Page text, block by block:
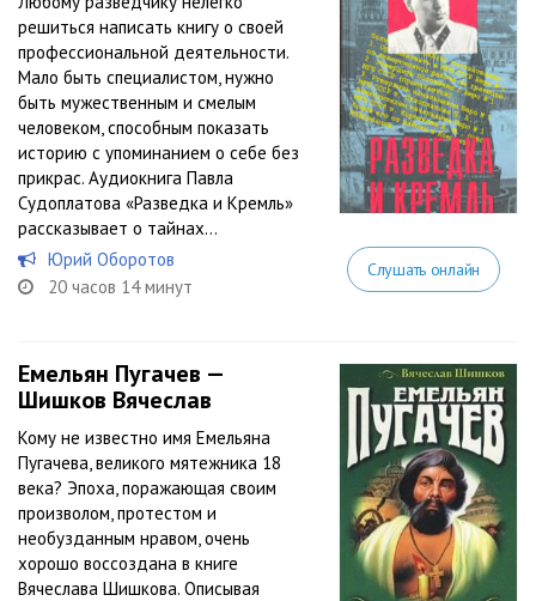
решиться написать книгу о своей
профессиональной деятельности.
Мало быть специалистом, нужно
быть мужественным и смелым
человеком, способным показать
историю с упоминанием о себе без
прикрас. Аудиокнига Павла
Судоплатова «Разведка и Кремль»
рассказывает о тайнах...
Юрий Оборотов
20 часов 14 минут
Слушать онлайн
Емельян Пугачев —
Шишков Вячеслав
Кому не известно имя Емельяна
Пугачева, великого мятежника 18
века? Эпоха, поражающая своим
произволом, протестом и
необузданным нравом, очень
хорошо воссоздана в книге
Вячеслава Шишкова. Описывая